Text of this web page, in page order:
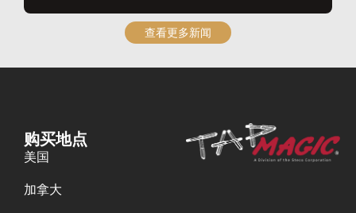
查看更多新闻
购买地点
美国
加拿大